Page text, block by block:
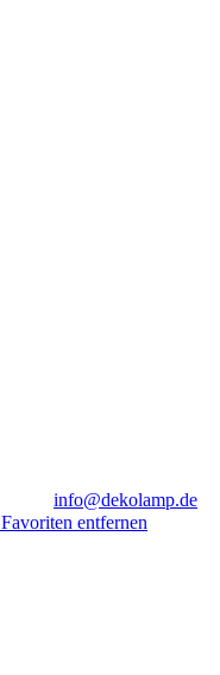
info@dekolamp.de
entfernen